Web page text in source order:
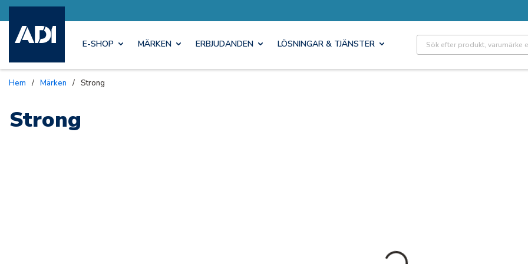
E-SHOP MÄRKEN ERBJUDANDEN LÖSNINGAR & TJÄNSTER Site Search
Hem / Märken / Strong
Strong